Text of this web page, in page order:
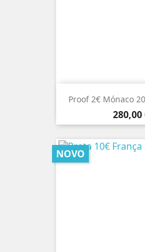
Proof 2€ Mónaco
Preço
280,00
NOVO